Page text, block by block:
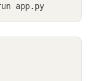
app.py